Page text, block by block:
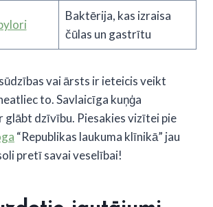
Baktērija, kas izraisa
čūlas un gastrītu
vai ārsts ir ieteicis veikt
to. Savlaicīga kuņģa
glābt dzīvību. Piesakies vizītei pie
“Republikas laukuma klīnikā” jau
pretī savai veselībai!